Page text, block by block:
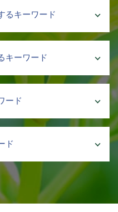
方法
るキーワード
護士
護士
キーワード
相談
ード
人的な相談
ット
ド
士 相談 飯田橋
文京区
談 文京区